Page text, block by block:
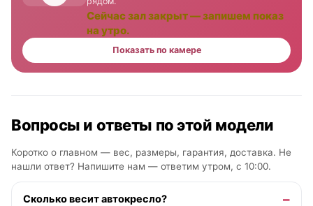
Сейчас зал закрыт — запишем показ
на утро.
Показать по камере
Вопросы и ответы по этой модели
Коротко о главном — вес, размеры, гарантия, доставка. Не
нашли ответ? Напишите нам — ответим утром, с 10:00.
Сколько весит автокресло?